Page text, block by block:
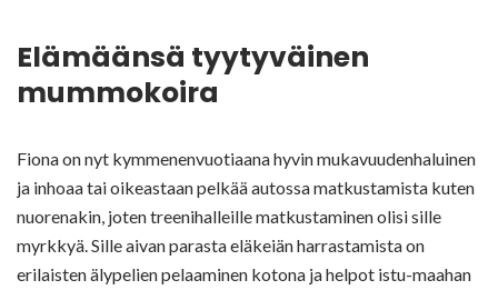
Elämäänsä tyytyväinen
mummokoira
Fiona on nyt kymmenenvuotiaana hyvin mukavuudenhaluinen
ja inhoaa tai oikeastaan pelkää autossa matkustamista kuten
nuorenakin, joten treenihalleille matkustaminen olisi sille
myrkkyä. Sille aivan parasta eläkeiän harrastamista on
erilaisten älypelien pelaaminen kotona ja helpot istu-maahan